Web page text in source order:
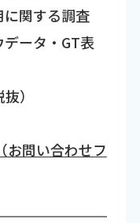
関する調査
ータ・GT表
）
お問い合わせフ